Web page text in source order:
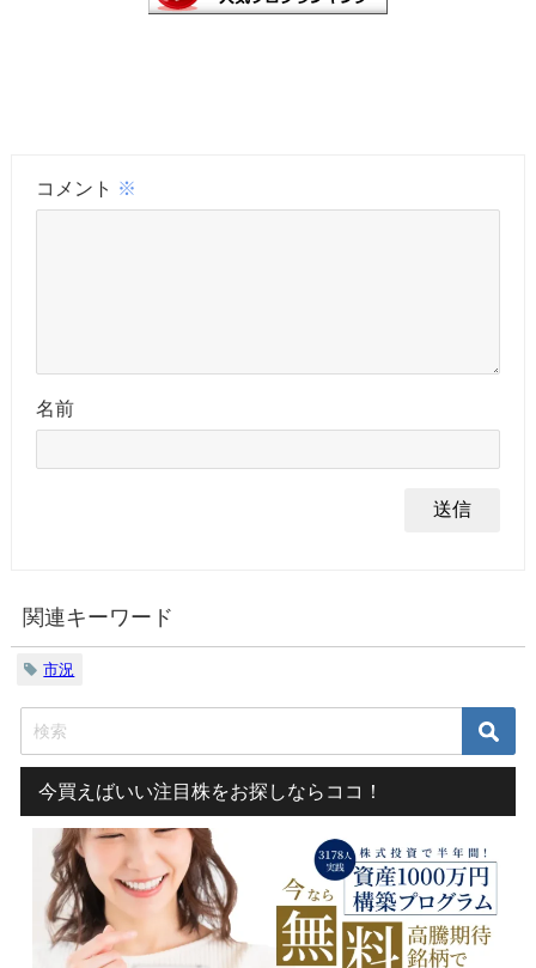
コメント ※
名前
関連キーワード
市況
今買えばいい注目株をお探しならココ！